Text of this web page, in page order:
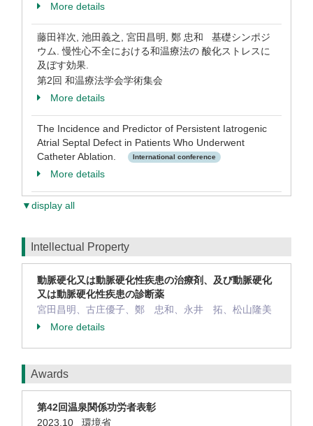
More details
藤田祥次, 池田義之, 宮田昌明, 鄭 忠和 基礎シンポジ
ウム. 慢性心不全における和温療法の 酸化ストレスに
及ぼす効果.
第2回 和温療法学会学術集会
More details
The Incidence and Predictor of Persistent Iatrogenic
Atrial Septal Defect in Patients Who Underwent
Catheter Ablation.
International conference
More details
▼display all
Intellectual Property
動脈硬化又は動脈硬化性疾患の治療剤、及び動脈硬化
又は動脈硬化性疾患の診断薬
宮田昌明、古庄優子、鄭 忠和、永井 拓、松山隆美
More details
Awards
第42回温泉関係功労者表彰
2023.10 環境省